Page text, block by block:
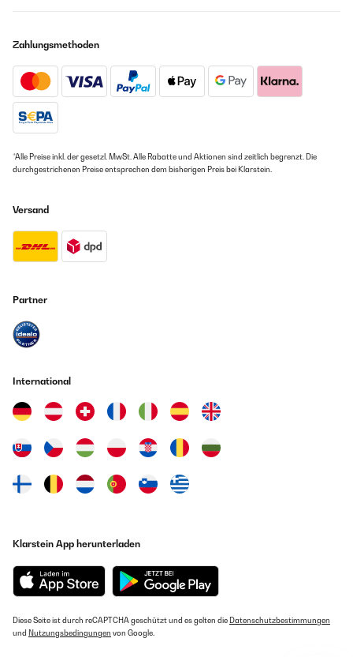
Zahlungsmethoden
*Alle Preise inkl. der gesetzl. MwSt. Alle Rabatte und Aktionen sind zeitlich begrenzt. Die
durchgestrichenen Preise entsprechen dem bisherigen Preis bei Klarstein.
Versand
Partner
International
Klarstein App herunterladen
Diese Seite ist durch reCAPTCHA geschützt und es gelten die Datenschutzbestimmungen
und Nutzungsbedingungen von Google.